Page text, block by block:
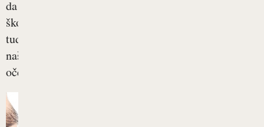
da
škoduje
tudi
našim
očem....